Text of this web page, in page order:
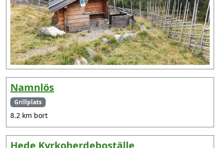
Namnlös
Grillplats
8.2 km bort